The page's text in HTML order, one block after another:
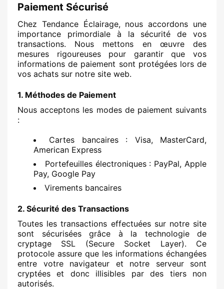
Paiement Sécurisé
Chez Tendance Éclairage, nous accordons une
importance primordiale à la sécurité de vos
transactions. Nous mettons en œuvre des
mesures rigoureuses pour garantir que vos
informations de paiement sont protégées lors de
vos achats sur notre site web.
1. Méthodes de Paiement
Nous acceptons les modes de paiement suivants
:
Cartes bancaires : Visa, MasterCard,
American Express
Portefeuilles électroniques : PayPal, Apple
Pay, Google Pay
Virements bancaires
2. Sécurité des Transactions
Toutes les transactions effectuées sur notre site
sont sécurisées grâce à la technologie de
cryptage SSL (Secure Socket Layer). Ce
protocole assure que les informations échangées
entre votre navigateur et notre serveur sont
cryptées et donc illisibles par des tiers non
autorisés.